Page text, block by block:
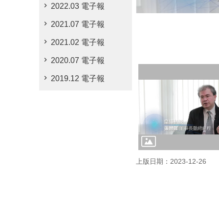
2022.03 電子報
2021.07 電子報
2021.02 電子報
2020.07 電子報
2019.12 電子報
上版日期：2023-12-26